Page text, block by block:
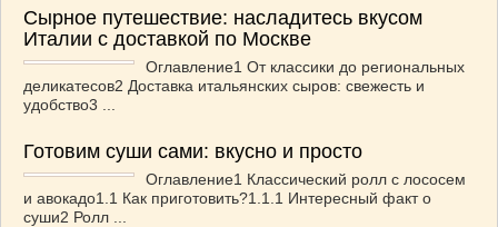
Сырное путешествие: насладитесь вкусом
Италии с доставкой по Москве
Оглавление1 От классики до региональных
деликатесов2 Доставка итальянских сыров: свежесть и
удобство3 ...
Готовим суши сами: вкусно и просто
Оглавление1 Классический ролл с лососем
и авокадо1.1 Как приготовить?1.1.1 Интересный факт о
суши2 Ролл ...